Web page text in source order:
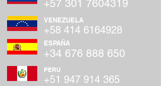
+57 301 7604319
VENEZUELA
+58 414 6164928
ESPAÑA
+34 676 888 650
PERU
+51 947 914 365